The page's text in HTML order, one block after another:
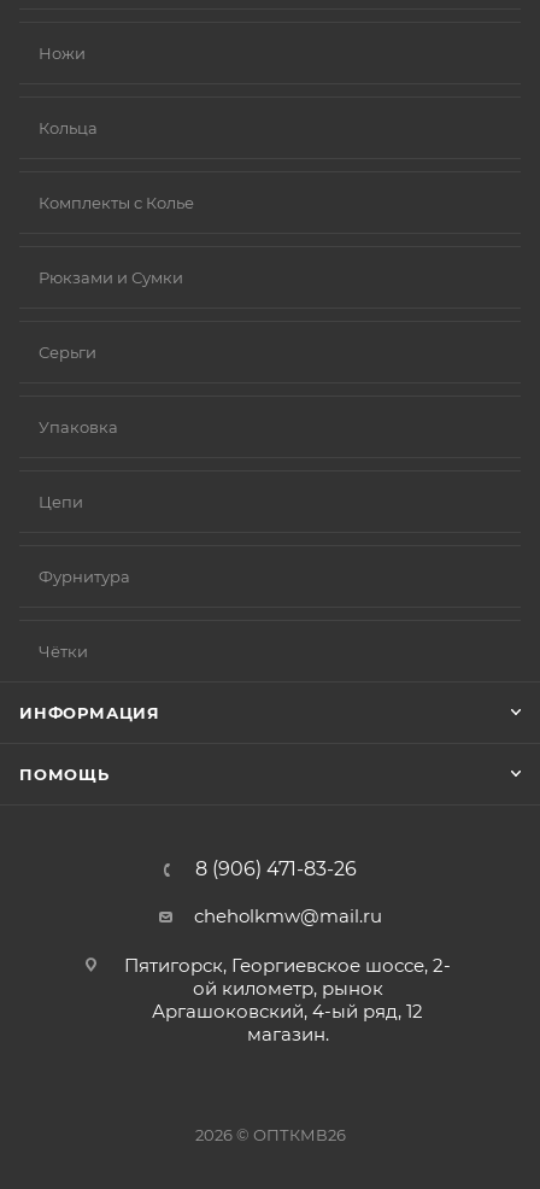
Ножи
Кольца
Комплекты с Колье
Рюкзами и Сумки
Серьги
Упаковка
Цепи
Фурнитура
Чётки
ИНФОРМАЦИЯ
ПОМОЩЬ
8 (906) 471-83-26
cheholkmw@mail.ru
Пятигорск, Георгиевское шоссе, 2-
ой километр, рынок
Аргашоковский, 4-ый ряд, 12
магазин.
2026 © ОПТКМВ26